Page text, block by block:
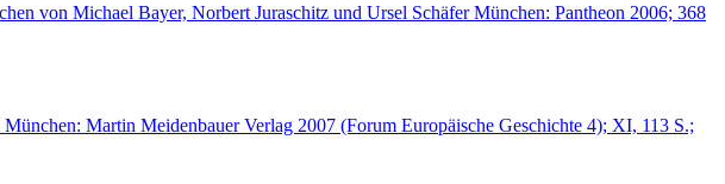
von Michael Bayer, Norbert Juraschitz und Ursel Schäfer München: Pantheon 2006; 368
Martin Meidenbauer Verlag 2007 (Forum Europäische Geschichte 4); XI, 113 S.;